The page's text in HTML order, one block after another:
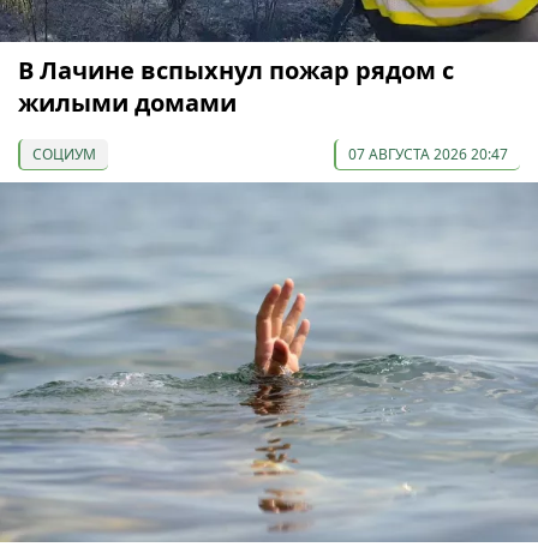
В Лачине вспыхнул пожар рядом с
жилыми домами
СОЦИУМ 07 АВГУСТА 2026 20:47